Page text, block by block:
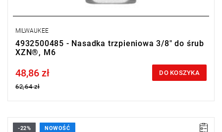
MILWAUKEE
4932500485 - Nasadka trzpieniowa 3/8" do śrub
XZN®, M6
Price tax included
48,86 zł
62,64 zł
DO KOSZYKA
-22% NOWOŚĆ